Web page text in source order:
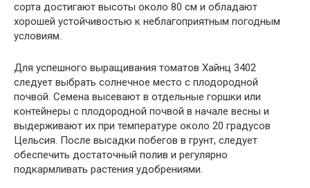
сорта достигают высоты около 80 см и обладают
хорошей устойчивостью к неблагоприятным погодным
условиям.
Для успешного выращивания томатов Хайнц 3402
следует выбрать солнечное место с плодородной
почвой. Семена высевают в отдельные горшки или
контейнеры с плодородной почвой в начале весны и
выдерживают их при температуре около 20 градусов
Цельсия. После высадки побегов в грунт, следует
обеспечить достаточный полив и регулярно
подкармливать растения удобрениями.